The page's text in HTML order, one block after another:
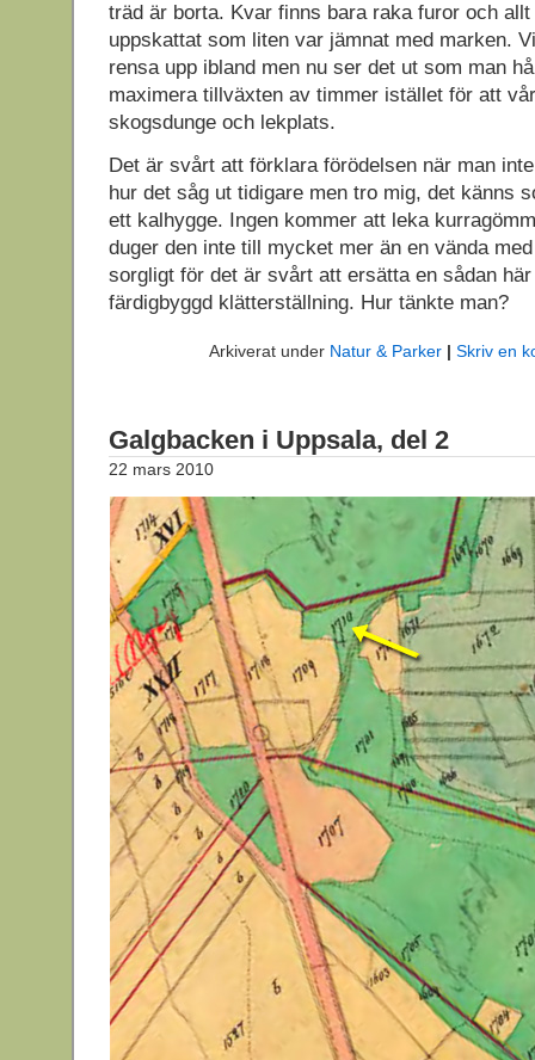
träd är borta. Kvar finns bara raka furor och
uppskattat som liten var jämnat med marken.
rensa upp ibland men nu ser det ut som man
maximera tillväxten av timmer istället för att
skogsdunge och lekplats.
Det är svårt att förklara förödelsen när man
hur det såg ut tidigare men tro mig, det känns
ett kalhygge. Ingen kommer att leka
duger den inte till mycket mer än en vända
sorgligt för det är svårt att ersätta en sådan
färdigbyggd klätterställning. Hur tänkte man?
Arkiverat under Natur & Parker | Skriv en
Galgbacken i Uppsala, del 2
22 mars 2010